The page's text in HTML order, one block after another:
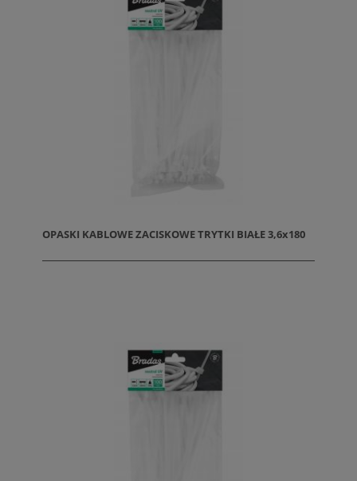
OPASKI KABLOWE ZACISKOWE TRYTKI BIAŁE 3,6x180